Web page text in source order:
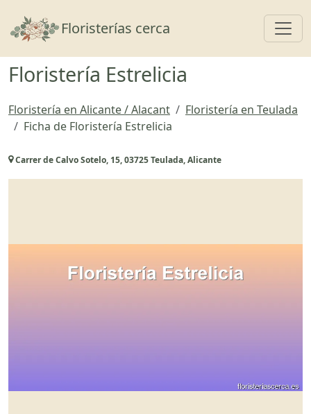
Floristerías cerca
Floristería Estrelicia
Floristería en Alicante / Alacant
Floristería en Teulada
Ficha de Floristería Estrelicia
Carrer de Calvo Sotelo, 15, 03725 Teulada, Alicante